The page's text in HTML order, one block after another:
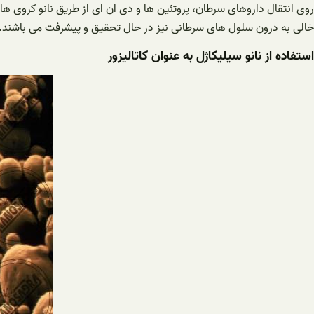
روی انتقال داروهای سرطان، پروتئین ها و دی ان ای از طریق نانو کروی
خالی به درون سلول های سرطانی نیز در حال تحقیق و پیشرفت می
استفاده از نانو سیلیکاژل به عنوان کاتالیزور